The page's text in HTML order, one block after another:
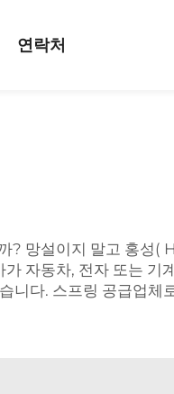
연락처
? 망설이지 말고 홍성
자동차, 전자 또는 기
니다. 스프링 공급업체